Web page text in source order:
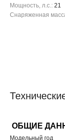
Мощность, л.с.: 21
Снаряженная
Модельный год